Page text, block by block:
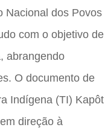
Nacional dos Povos
com o objetivo de
abrangendo
O documento de
Indígena (TI) Kapôt
direção à